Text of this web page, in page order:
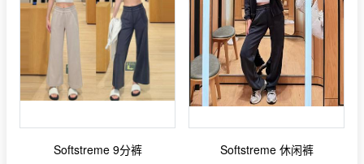
Softstreme 9分裤
Softstreme 休闲裤